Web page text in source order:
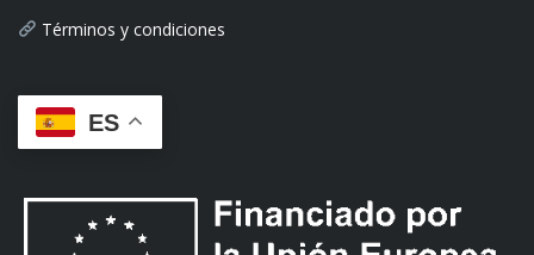
Términos y condiciones
ES